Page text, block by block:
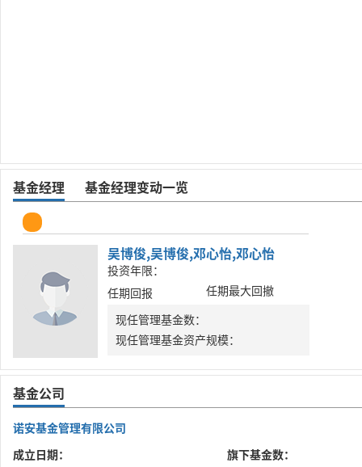
基金经理 基金经理变动一览
吴博俊,吴博俊,邓心怡,邓心怡
投资年限：
任期回报
任期最大回撤
现任管理基金数：
现任管理基金资产规模：
基金公司
诺安基金管理有限公司
成立日期：
旗下基金数：